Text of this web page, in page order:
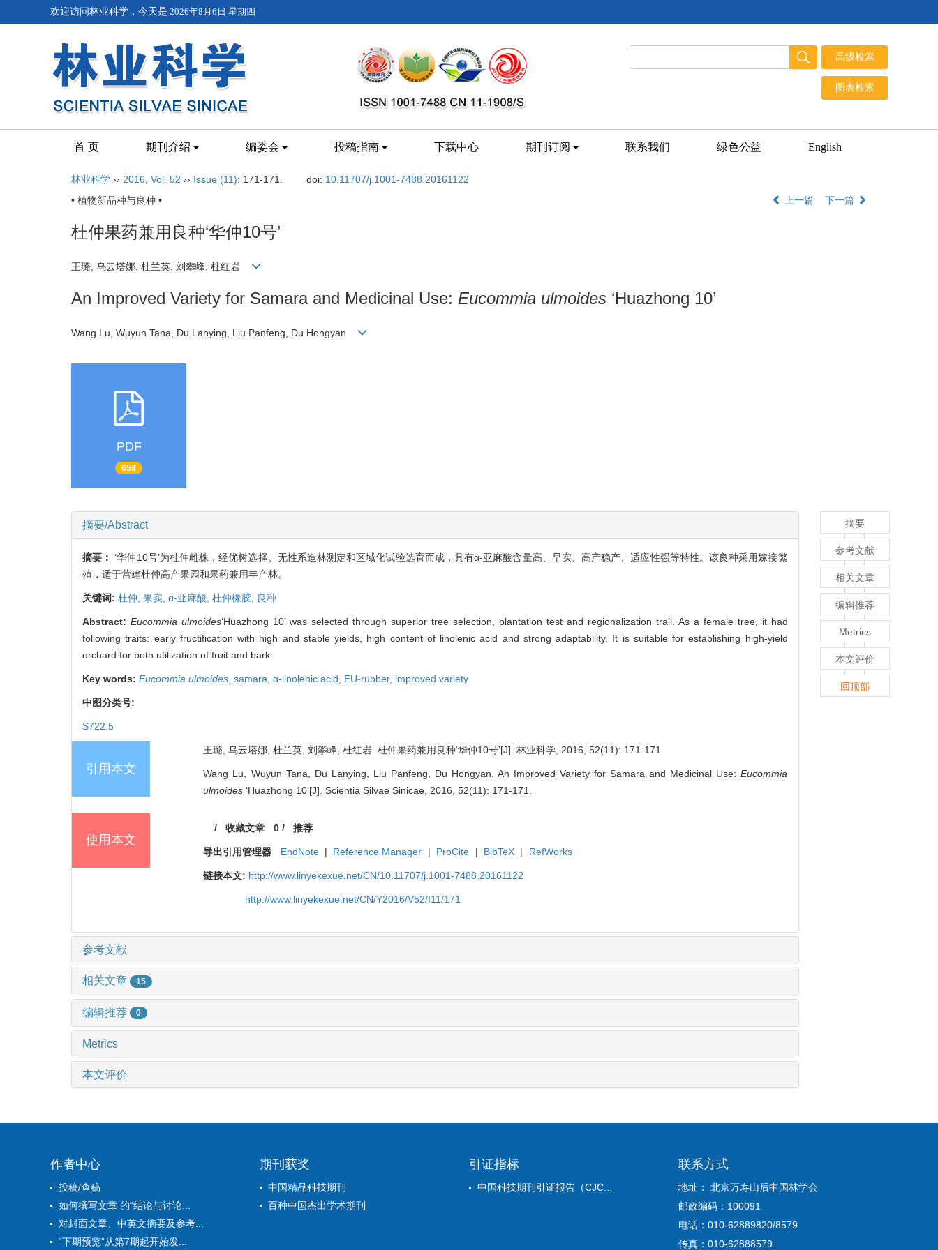
欢迎访问林业科学，今天是 2026年8月6日 星期四
首 页 期刊介绍 编委会 投稿指南 下载中心 期刊订阅 联系我们 绿色公益 English
林业科学 ›› 2016 Vol. 52 ›› Issue (11): 171-171. doi: 10.11707/j.1001-7488.20161122
• 植物新品种与良种 •
上一篇 下一篇
杜仲果药兼用良种‘华仲10号’
王璐, 乌云塔娜, 杜兰英, 刘攀峰, 杜红岩
An Improved Variety for Samara and Medicinal Use: Eucommia ulmoides ‘Huazhong 10’
Wang Lu, Wuyun Tana, Du Lanying, Liu Panfeng, Du Hongyan
PDF
658
摘要/Abstract
摘要：‘华仲10号’为杜仲雌株，经优树选择、无性系造林测定和区域化试验选育而成，具有α-亚麻酸含量高、早实、高产稳产、适应性强等特性。该良种采用嫁接繁
殖，适于营建杜仲高产果园和果药兼用丰产林。
关键词: 杜仲, 果实, α-亚麻酸, 杜仲橡胶, 良种
Abstract: Eucommia ulmoides‘Huazhong 10’ was selected through superior tree selection, plantation test and regionalization trail. As a female tree, it had
following traits: early fructification with high and stable yields, high content of linolenic acid and strong adaptability. It is suitable for establishing high-yield
orchard for both utilization of fruit and bark.
Key words: Eucommia ulmoides samara, α-linolenic acid, EU-rubber, improved variety
中图分类号:
S722.5
引用本文
王璐, 乌云塔娜, 杜兰英, 刘攀峰, 杜红岩. 杜仲果药兼用良种‘华仲10号’[J]. 林业科学, 2016, 52(11): 171-171.
Wang Lu, Wuyun Tana, Du Lanying, Liu Panfeng, Du Hongyan. An Improved Variety for Samara and Medicinal Use:Eucommia
ulmoides ‘Huazhong 10’[J]. Scientia Silvae Sinicae, 2016, 52(11): 171-171.
使用本文
/收藏文章 0/ 推荐
导出引用管理器 EndNote | Reference Manager | ProCite | BibTeX | RefWorks
链接本文: http://www.linyekexue.net/CN/10.11707/j.1001-7488.20161122
http://www.linyekexue.net/CN/Y2016/V52/I11/171
参考文献
相关文章 15
编辑推荐 0
Metrics
本文评价
摘要
参考文献
相关文章
编辑推荐
Metrics
本文评价
回顶部
作者中心
投稿/查稿
如何撰写文章 的“结论与讨论...
对封面文章、中英文摘要及参考...
“下期预览”从第7期起开始发...
期刊获奖
中国精品科技期刊
百种中国杰出学术期刊
引证指标
中国科技期刊引证报告（CJC...
联系方式
地址： 北京万寿山后中国林学会
邮政编码：100091
电话：010-62889820/8579
传真：010-62888579